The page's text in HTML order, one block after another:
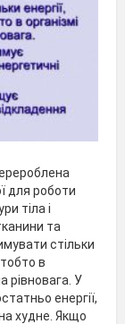
для роботи
тіла і
та
стільки
в
рівновага. У
енергії,
худне. Якщо